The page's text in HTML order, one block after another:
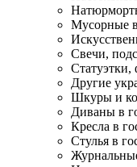
Мусорные
Свечи,
Статуэтки,
Другие
Шкуры и
Диваны в
Кресла в
Стулья в